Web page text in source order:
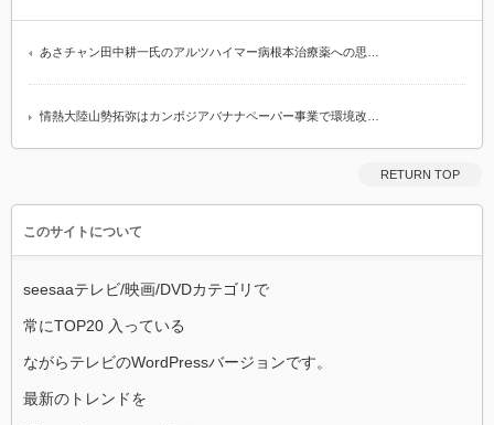
あさチャン田中耕一氏のアルツハイマー病根本治療薬への思…
情熱大陸山勢拓弥はカンボジアバナナペーパー事業で環境改…
RETURN TOP
このサイトについて
seesaaテレビ/映画/DVDカテゴリで
常にTOP20 入っている
ながらテレビのWordPressバージョンです。
最新のトレンドを